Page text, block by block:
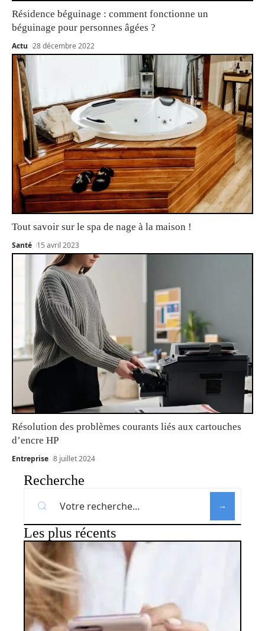
Résidence béguinage : comment fonctionne un
béguinage pour personnes âgées ?
Actu 28 décembre 2022
Tout savoir sur le spa de nage à la maison !
Santé 15 avril 2023
Résolution des problèmes courants liés aux cartouches
d’encre HP
Entreprise 8 juillet 2024
Recherche
Les plus récents